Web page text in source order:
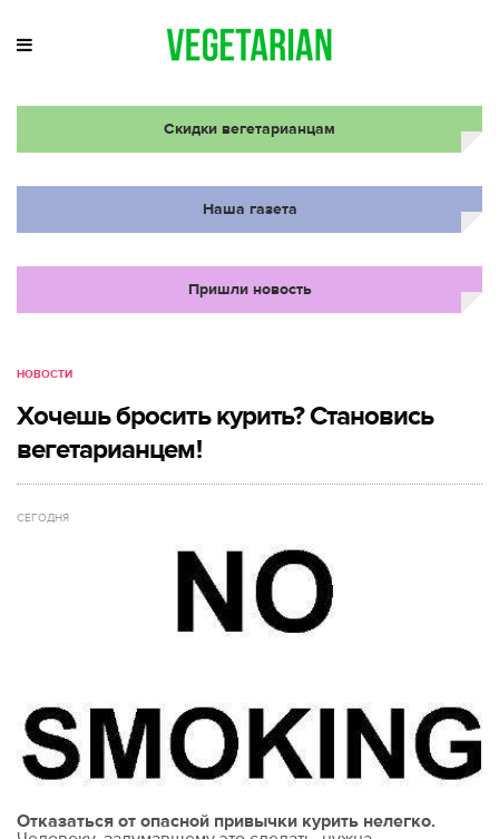
Скидки вегетарианцам
Наша газета
Пришли новость
НОВОСТИ
Хочешь бросить курить? Становись
вегетарианцем!
СЕГОДНЯ
Отказаться от опасной привычки курить нелегко.